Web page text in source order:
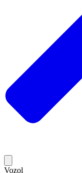
Vozol